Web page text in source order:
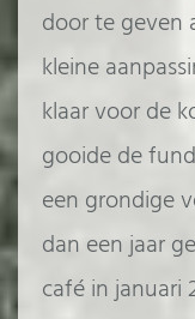
door te geven
kleine
klaar voor de
gooide de
een grondige
dan een jaar
café in januari